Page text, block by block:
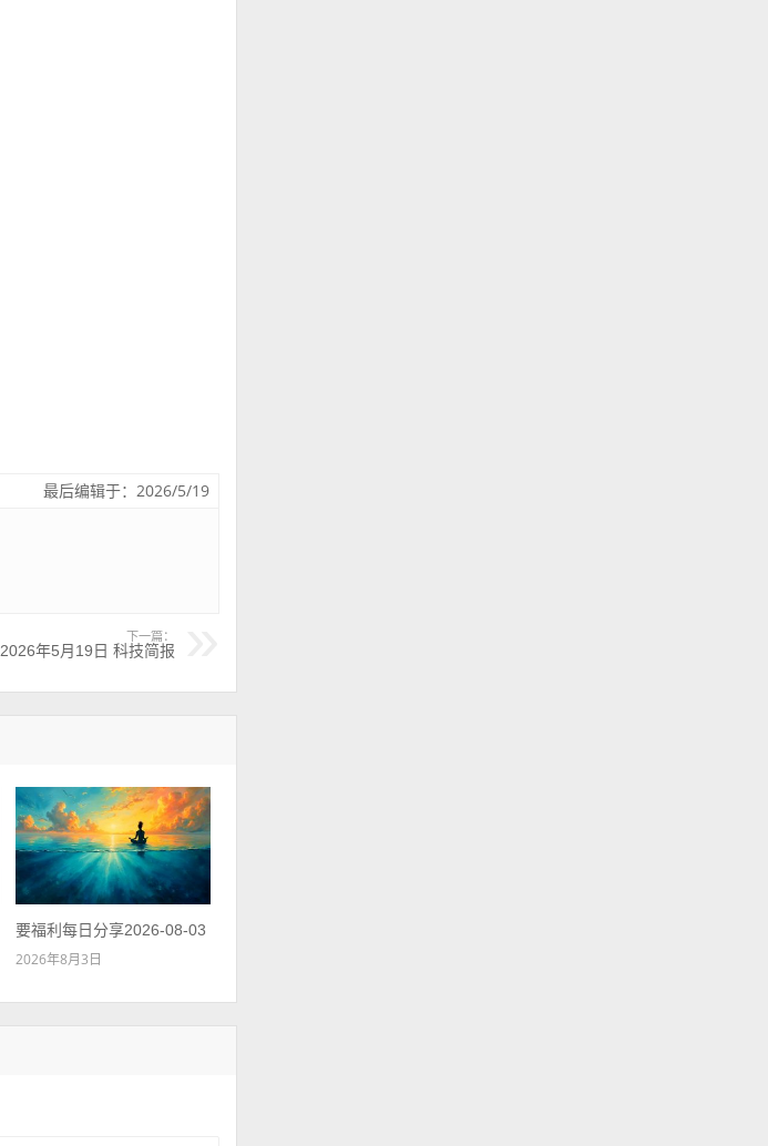
最后编辑于：2026/5/19
下一篇：
2026年5月19日 科技简报
要福利每日分享2026-08-03
2026年8月3日